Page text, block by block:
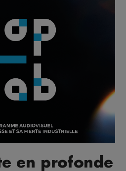
en profonde